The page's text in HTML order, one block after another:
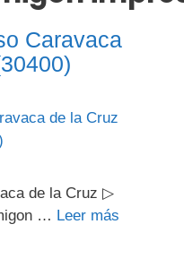
Caravaca
de la Cruz ▷
… Leer más